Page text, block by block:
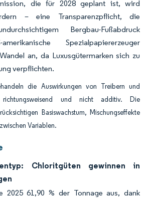
die für 2028 geplant ist, wird
– eine Transparenzpflicht, die
Bergbau-Fußabdruck
Spezialpapiererzeuger
an, da Luxusgütermarken sich zu
verpflichten.
die Auswirkungen von Treibern und
richtungsweisend und nicht additiv. Die
Basiswachstum, Mischungseffekte
Variablen.
Chloritgüten gewinnen in
2025 61,90 % der Tonnage aus, dank